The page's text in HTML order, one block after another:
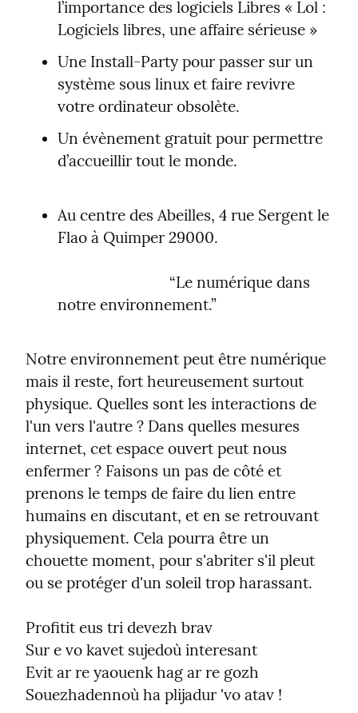
l’importance des logiciels Libres « Lol :
Logiciels libres, une affaire sérieuse »
Une Install-Party pour passer sur un
système sous linux et faire revivre
votre ordinateur obsolète.
Un évènement gratuit pour permettre
d’accueillir tout le monde.
Au centre des Abeilles, 4 rue Sergent le
Flao à Quimper 29000.
notre environnement.”
Notre environnement peut être numérique
mais il reste, fort heureusement surtout
physique. Quelles sont les interactions de
l'un vers l'autre ? Dans quelles mesures
internet, cet espace ouvert peut nous
enfermer ? Faisons un pas de côté et
prenons le temps de faire du lien entre
humains en discutant, et en se retrouvant
physiquement. Cela pourra être un
chouette moment, pour s'abriter s'il pleut
ou se protéger d'un soleil trop harassant.
Profitit eus tri devezh brav
Sur e vo kavet sujedoù interesant
Evit ar re yaouenk hag ar re gozh
Souezhadennoù ha plijadur 'vo atav !